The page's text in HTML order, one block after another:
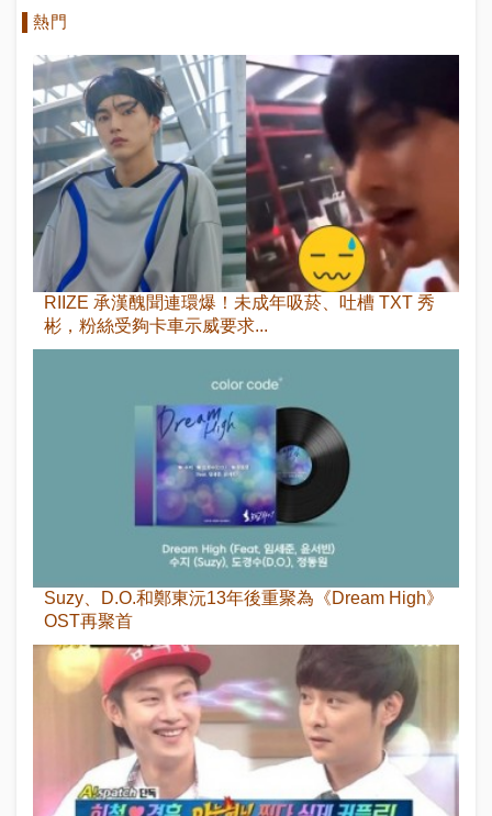
熱門
RIIZE 承漢醜聞連環爆！未成年吸菸、吐槽 TXT 秀
彬，粉絲受夠卡車示威要求...
Suzy、D.O.和鄭東沅13年後重聚為《Dream High》
OST再聚首